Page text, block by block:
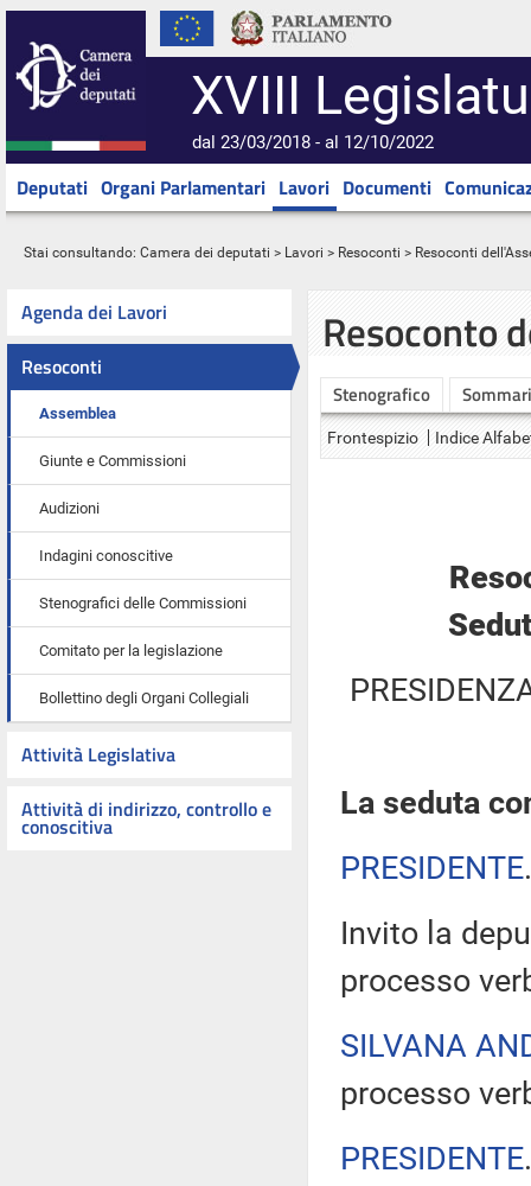
XVIII
dal 23/03/2018 - al 12/10/2022
Deputati Organi Parlamentari Lavori Documenti
Stai consultando: Camera dei deputati > Lavori > Resoconti > Resoconti
Agenda dei Lavori
Resoconti
Assemblea
Giunte e Commissioni
Audizioni
Indagini conoscitive
Stenografici delle Commissioni
Comitato per la legislazione
Bollettino degli Organi Collegiali
Attività Legislativa
Attività di indirizzo, controllo e
conoscitiva
Resoconto
Stenografico
Frontespizio Indice
La seduta
PRESIDENTE
Invito la
processo
SILVANA
processo
PRESIDENTE